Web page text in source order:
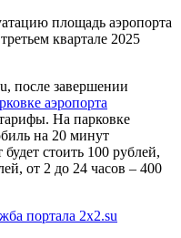
площадь аэропорта
квартале 2025
после завершении
аэропорта
На парковке
на 20 минут
стоить 100 рублей,
от 2 до 24 часов – 400
портала 2x2.su